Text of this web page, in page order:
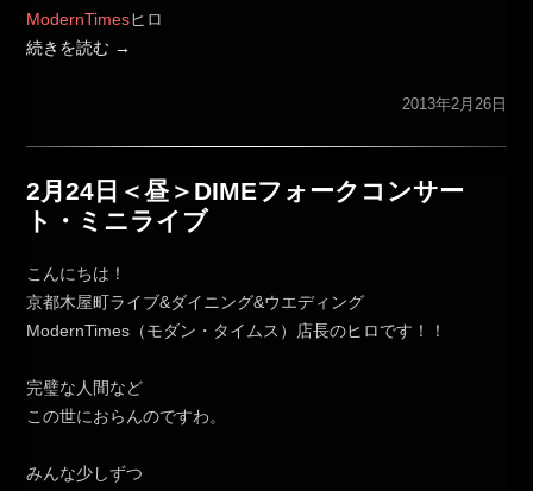
ModernTimesヒロ
続きを読む →
2013年2月26日
2月24日＜昼＞DIMEフォークコンサー
ト・ミニライブ
こんにちは！
京都木屋町ライブ&ダイニング&ウエディング
ModernTimes（モダン・タイムス）店長のヒロです！！
完璧な人間など
この世におらんのですわ。
みんな少しずつ